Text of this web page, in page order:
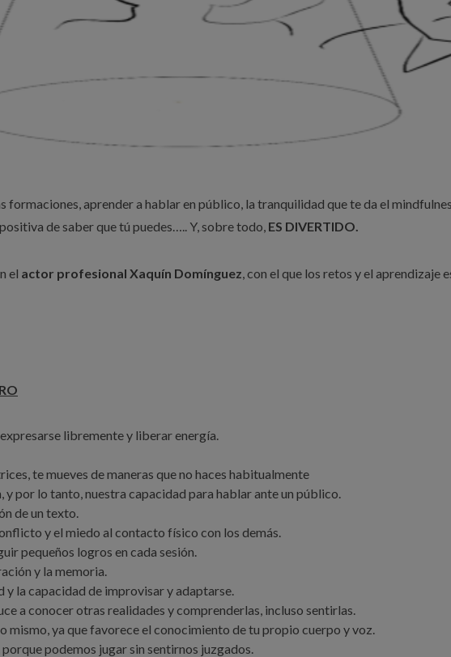
formaciones, aprender a hablar en público, la tranquilidad que te da el
de saber que tú puedes….. Y, sobre todo, ES DIVERTIDO.
el actor profesional Xaquín Domínguez , con el que los retos y el aprendizaje
libremente y liberar energía.
te mueves de maneras que no haces habitualmente
por lo tanto, nuestra capacidad para hablar ante un público.
de un texto.
y el miedo al contacto físico con los demás.
pequeños logros en cada sesión.
y la memoria.
la capacidad de improvisar y adaptarse.
a conocer otras realidades y comprenderlas, incluso sentirlas.
mismo, ya que favorece el conocimiento de tu propio cuerpo y voz.
podemos jugar sin sentirnos juzgados.